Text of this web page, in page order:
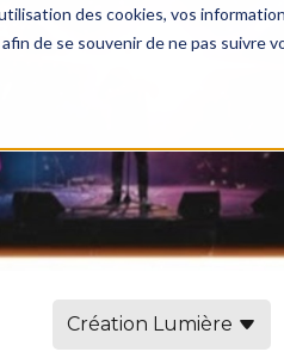
des cookies, vos
de se souvenir de ne pas suivre
Création Lumière